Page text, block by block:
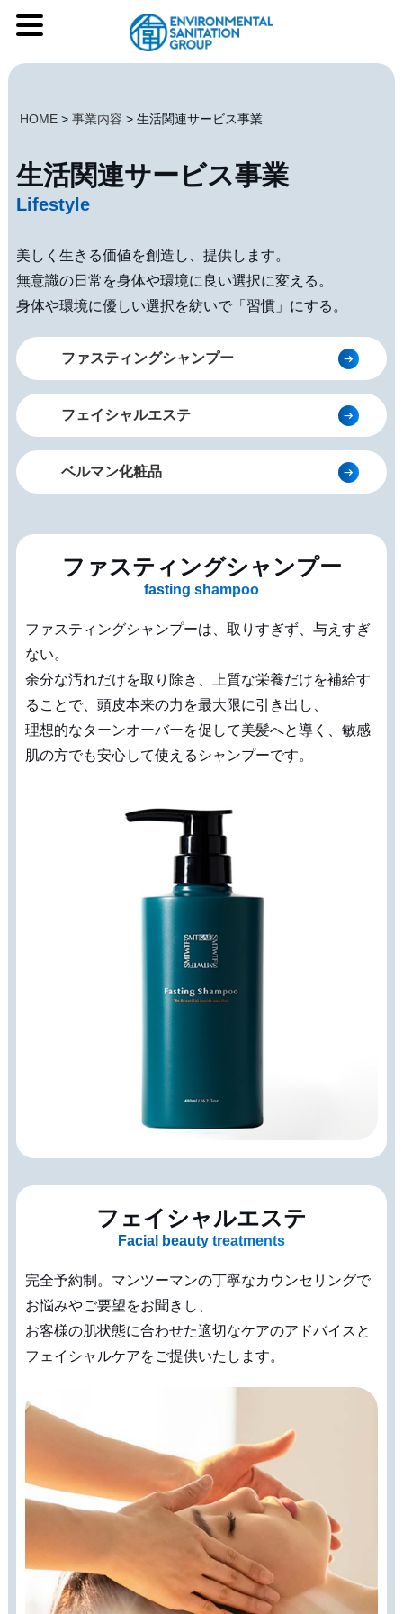
HOME> 事業内容 > 生活関連サービス事業
生活関連サービス事業
Lifestyle
美しく生きる価値を創造し、提供します。
無意識の日常を身体や環境に良い選択に変える。
身体や環境に優しい選択を紡いで「習慣」にする。
ファスティングシャンプー
フェイシャルエステ
ベルマン化粧品
ファスティングシャンプー
fasting shampoo
ファスティングシャンプーは、取りすぎず、与えすぎ
ない。
余分な汚れだけを取り除き、上質な栄養だけを補給す
ることで、頭皮本来の力を最大限に引き出し、
理想的なターンオーバーを促して美髪へと導く、敏感
肌の方でも安心して使えるシャンプーです。
フェイシャルエステ
Facial beauty treatments
完全予約制。マンツーマンの丁寧なカウンセリングで
お悩みやご要望をお聞きし、
お客様の肌状態に合わせた適切なケアのアドバイスと
フェイシャルケアをご提供いたします。